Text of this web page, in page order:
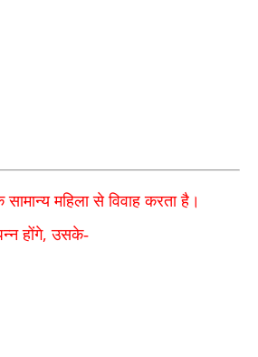
महिला से विवाह करता है।
होंगे,उसके-